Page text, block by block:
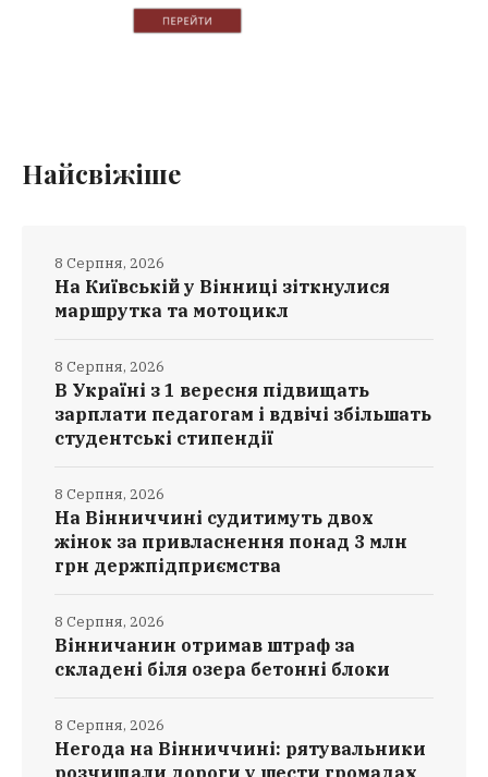
Найсвіжіше
На Київській у Вінниці зіткнулися
маршрутка та мотоцикл
8 Серпня, 2026
В Україні з 1 вересня підвищать
зарплати педагогам і вдвічі збільшать
студентські стипендії
8 Серпня, 2026
На Вінниччині судитимуть двох
жінок за привласнення понад 3 млн
грн держпідприємства
8 Серпня, 2026
Вінничанин отримав штраф за
складені біля озера бетонні блоки
8 Серпня, 2026
Негода на Вінниччині: рятувальники
8 Серпня, 2026